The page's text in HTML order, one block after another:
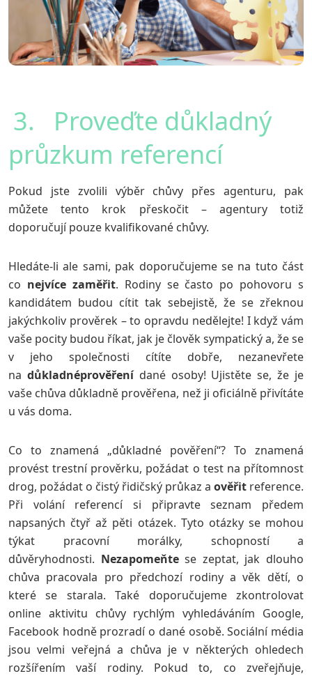
3. Proveďte důkladný
průzkum referencí
Pokud jste zvolili výběr chůvy přes agenturu, pak
můžete tento krok přeskočit – agentury totiž
doporučují pouze kvalifikované chůvy.
Hledáte-li ale sami, pak doporučujeme se na tuto část
co nejvíce zaměřit. Rodiny se často po pohovoru s
kandidátem budou cítit tak sebejistě, že se zřeknou
jakýchkoliv prověrek – to opravdu nedělejte! I když vám
vaše pocity budou říkat, jak je člověk sympatický a, že se
v jeho společnosti cítíte dobře, nezanevřete
na důkladnéprověřenídané osoby! Ujistěte se, že je
vaše chůva důkladně prověřena, než ji oficiálně přivítáte
u vás doma.
Co to znamená „důkladné pověření“? To znamená
provést trestní prověrku, požádat o test na přítomnost
drog, požádat o čistý řidičský průkaz a ověřit reference.
Při volání referencí si připravte seznam předem
napsaných čtyř až pěti otázek. Tyto otázky se mohou
týkat pracovní morálky, schopností a
důvěryhodnosti. Nezapomeňtese zeptat, jak dlouho
chůva pracovala pro předchozí rodiny a věk dětí, o
které se starala. Také doporučujeme zkontrolovat
online aktivitu chůvy rychlým vyhledáváním Google,
Facebook hodně prozradí o dané osobě. Sociální média
jsou velmi veřejná a chůva je v některých ohledech
rozšířením vaší rodiny. Pokud to, co zveřejňuje,